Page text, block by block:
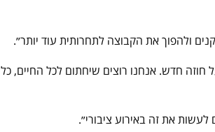
ולהפוך את הקבוצה לתחרותית עוד יותר״.
חוזה חדש. אנחנו רוצים שיחתום לכל החיים, כל
את זה באירוע ציבורי״.